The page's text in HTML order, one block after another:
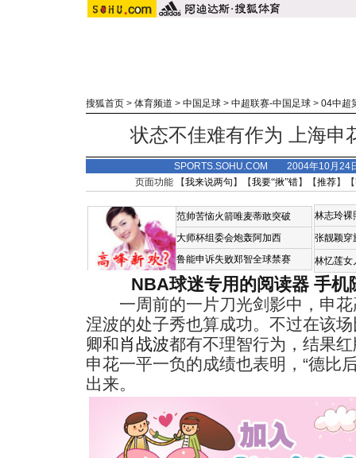
搜狐首页 > 体育频道 > 中国足球 > 中超联赛-中国足球 > 04中超
状态不佳难有作为 上海申
SPORTS.SOHU.COM 2004年10月24
页面功能 【我来说两句 】【我要“揪”错】【推荐】
范帅苦恼火箭唯麦蒂敢突破
大师杯组委会炮轰阿加西
鲁能申诉失败郑智全球禁赛
林志玲裸
张靓颖穿
林忆莲女
NBA球迷专用的阅读器 手机
一周前的一片刀光剑影中，申花
涅波的处子秀也算成功。不过在该
卿和肖战波都有不理智行为，结果
申花一平一负的成绩也表明，“德比
出来。